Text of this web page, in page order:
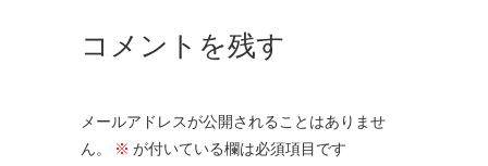
コメントを残す
メールアドレスが公開されることはありませ
ん。
※ が付いている欄は必須項目です